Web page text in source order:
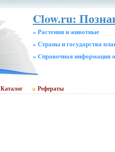
Clow.ru:
» Растения и животные
» Страны и государства
» Cправочная информация
Каталог Рефераты